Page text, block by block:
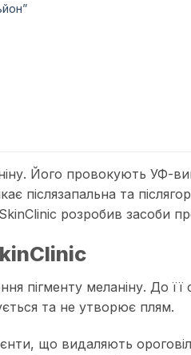
Його провокують УФ-
та
розробив засоби
меланіну. До її
та не утворює плям.
що видаляють